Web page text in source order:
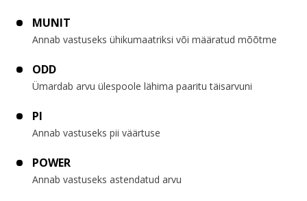
MUNIT
Annab vastuseks ühikumaatriksi või määratud mõõtme
ODD
Ümardab arvu ülespoole lähima paaritu täisarvuni
PI
Annab vastuseks pii väärtuse
POWER
Annab vastuseks astendatud arvu